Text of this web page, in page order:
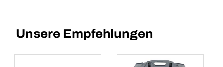
Unsere Empfehlungen